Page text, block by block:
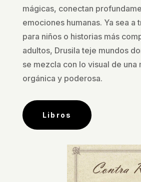
mágicas, conectan
emociones humanas. Ya sea a
para niños o historias más
adultos, Drusila teje mundos
se mezcla con lo visual de una
orgánica y poderosa.
Libros